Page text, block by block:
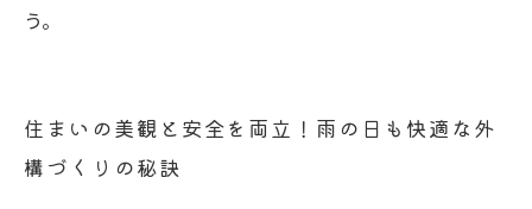
う。
住まいの美観と安全を両立！雨の日も快適な外
構づくりの秘訣